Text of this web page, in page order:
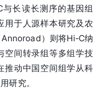
与长读长测序的基因组
用于人源样本研究及农
）则将Hi‑C纳
空间转录组等多组学技
推动中国空间组学从科
研究。